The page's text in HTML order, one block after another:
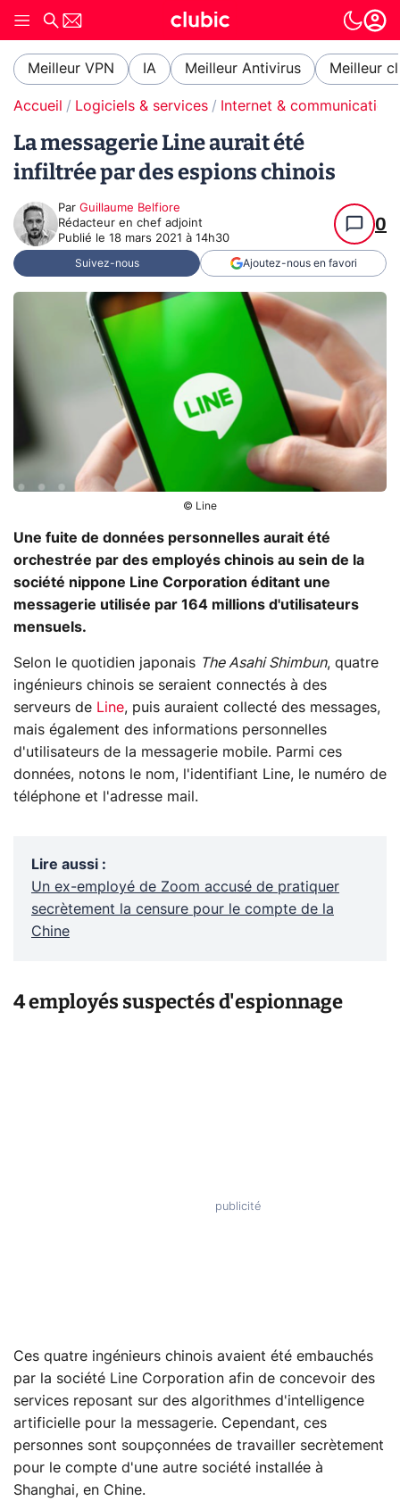
Meilleur VPN IA Meilleur Antivirus Meilleur
Accueil Logiciels & services Internet & communication
La messagerie Line aurait été
infiltrée par des espions chinois
Par Guillaume Belfiore
Rédacteur en chef adjoint
Publié le 18 mars 2021 à 14h30
0
Suivez-nous Ajoutez-nous en favori
© Line
Une fuite de données personnelles aurait été
orchestrée par des employés chinois au sein de la
société nippone Line Corporation éditant une
messagerie utilisée par 164 millions d'utilisateurs
mensuels.
Selon le quotidien japonais The Asahi Shimbun, quatre
ingénieurs chinois se seraient connectés à des
serveurs de Line, puis auraient collecté des messages,
mais également des informations personnelles
d'utilisateurs de la messagerie mobile. Parmi ces
données, notons le nom, l'identifiant Line, le numéro de
téléphone et l'adresse mail.
Lire aussi :
Un ex-employé de Zoom accusé de pratiquer
secrètement la censure pour le compte de la
Chine
4 employés suspectés d'espionnage
Ces quatre ingénieurs chinois avaient été embauchés
par la société Line Corporation afin de concevoir des
services reposant sur des algorithmes d'intelligence
artificielle pour la messagerie. Cependant, ces
personnes sont soupçonnées de travailler secrètement
pour le compte d'une autre société installée à
Shanghai, en Chine.